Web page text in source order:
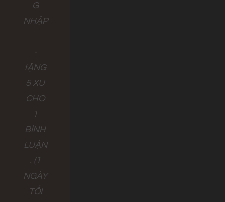
G
NHẬP
-
tẶNG
5 XU
CHO
1
BÌNH
LUẬN
. (1
NGÀY
TỐI